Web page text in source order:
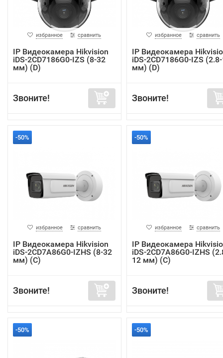
избранное сравнить
IP Видеокамера Hikvision
iDS-2CD7186G0-IZS (8-32
мм) (D)
Звоните!
избранное сравнить
IP Видеокамера
iDS-2CD7186G0-IZS
мм) (D)
Звоните!
-50%
избранное сравнить
IP Видеокамера Hikvision
iDS-2CD7A86G0-IZHS (8-32
мм) (C)
Звоните!
-50%
избранное сравнить
IP Видеокамера
iDS-2CD7A86G0-IZHS
12 мм) (C)
Звоните!
-50% -50%